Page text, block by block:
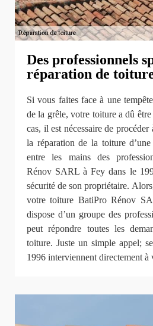
Des professionnels
réparation de
Si vous faites face à une
de la grêle, votre toiture a dû
cas, il est nécessaire de
la réparation de la toiture
entre les mains des
Rénov SARL à Fey dans le
sécurité de son propriétaire.
votre toiture BatiPro Rénov
dispose d’un groupe des
peut répondre toutes les
toiture. Juste un simple appel;
1996 interviennent directement à